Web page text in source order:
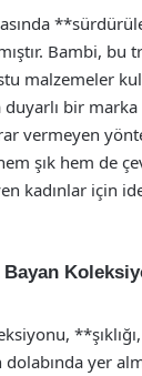
Bambi, bu
malzemeler
bir
vermeyen
şık hem de
kadınlar için
yer